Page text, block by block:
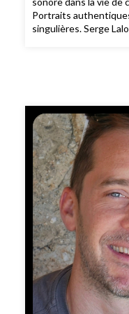
Portraits
singulières. Serge
avoir » de Nicolas
Folman, jusqu´à «
circulent, marquent,
une même attention
forme. Son travail de
logique de fabrication
repérer,
ligne. Dans ce
film aujourd´hui : un
conditions pour qu´il existe. Extraits : « Être
Nicolas Philibert, «
Josep » de Aurel📻
épisode de «Ma Vie
maintenant sur votre
Chaque semaine,
portrait sonore pour